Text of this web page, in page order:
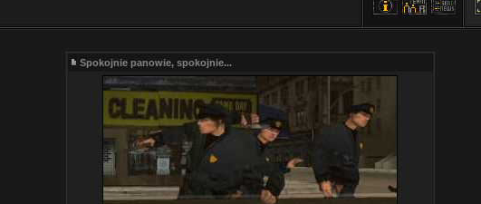
Spokojnie panowie, spokojnie...